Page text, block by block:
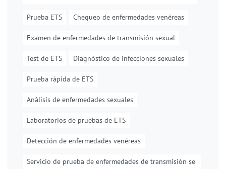
Prueba ETS Chequeo de enfermedades venéreas
Examen de enfermedades de transmisión sexual
Test de ETS Diagnóstico de infecciones sexuales
Prueba rápida de ETS
Análisis de enfermedades sexuales
Laboratorios de pruebas de ETS
Detección de enfermedades venéreas
Servicio de prueba de enfermedades de transmisión se